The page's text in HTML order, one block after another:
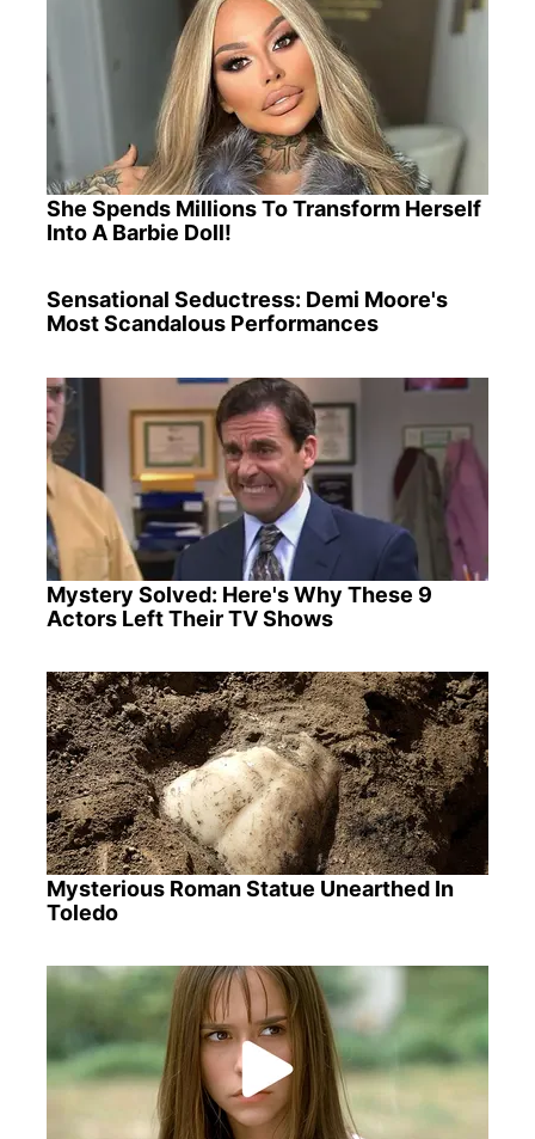
She Spends Millions To Transform Herself
Into A Barbie Doll!
Sensational Seductress: Demi Moore's
Most Scandalous Performances
Mystery Solved: Here's Why These 9
Actors Left Their TV Shows
Mysterious Roman Statue Unearthed In
Toledo